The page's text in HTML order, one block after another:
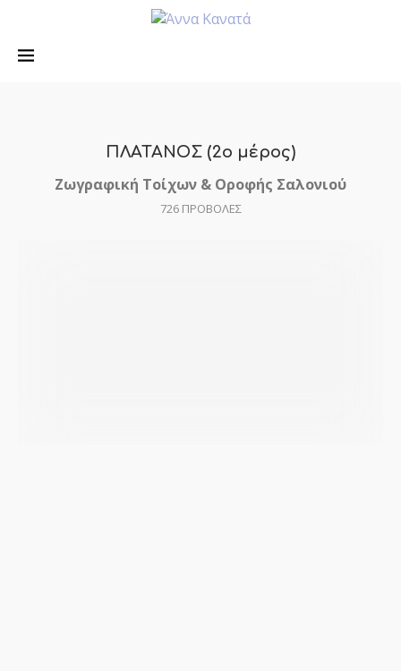
ΠΛΑΤΑΝΟΣ (2ο μέρος)
Ζωγραφική Τοίχων & Οροφής Σαλονιού
726ΠΡΟΒΟΛΕΣ